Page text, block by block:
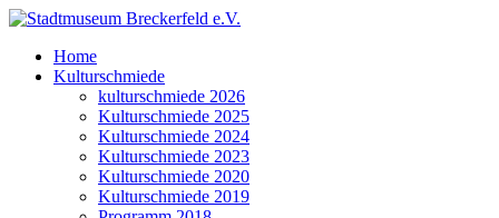
Home
Kulturschmiede
kulturschmiede 2026
Kulturschmiede 2025
Kulturschmiede 2024
Kulturschmiede 2023
Kulturschmiede 2020
Kulturschmiede 2019